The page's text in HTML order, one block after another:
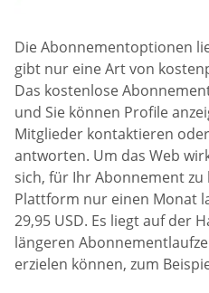
Die Abonnementoptionen
gibt nur eine Art von
Das kostenlose
und Sie können Profile
Mitglieder kontaktieren
antworten. Um das Web
sich, für Ihr Abonnement zu
Plattform nur einen Monat
29,95 USD. Es liegt auf der
längeren
erzielen können, zum